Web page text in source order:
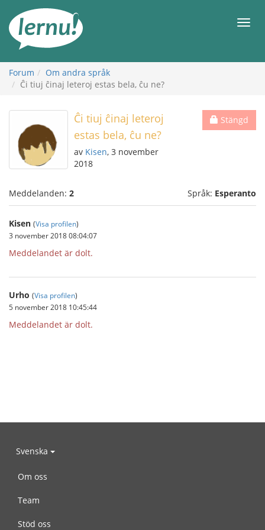
sidans
innehåll
Meny
Forum
Om andra språk
Ĉi tiuj ĉinaj leteroj estas bela, ĉu ne?
Stängd
Ĉi tiuj ĉinaj leteroj
estas bela, ĉu ne?
av Kisen, 3 november
2018
Meddelanden: 2 Språk: Esperanto
Kisen (Visa profilen)
3 november 2018 08:04:07
Meddelandet är dolt.
Urho (Visa profilen)
5 november 2018 10:45:44
Meddelandet är dolt.
Svenska
Om oss
Team
Stöd oss